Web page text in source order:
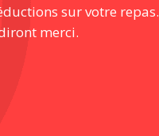
sur votre repas.
merci.